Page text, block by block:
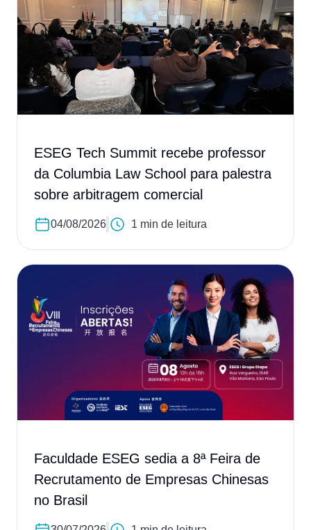
ESEG Tech Summit recebe professor
da Columbia Law School para palestra
sobre arbitragem comercial
04/08/2026 1 min de leitura
Faculdade ESEG sedia a 8ª Feira de
Recrutamento de Empresas Chinesas
no Brasil